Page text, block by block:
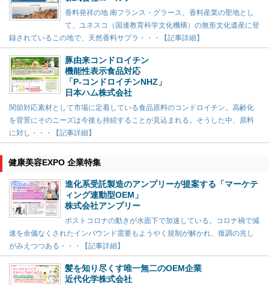
香料発祥の地 南フランス・グラース。香料産業の聖地とし
て、ユネスコ（国連教育科学文化機構）の無形文化遺産に登
録されているこの地で、天然香料サプラ・・・【記事詳細】
豚由来コンドロイチン
機能性表示食品対応
「P-コンドロイチンNHZ」
日本ハム株式会社
関節対応素材として市場に定着している食品原料のコンドロイチン。高齢化
を背景にそのニーズは今後も持続することが見込まれる。そうした中、原料
に対し・・・【記事詳細】
健康美容EXPO 企業特集
進化系受託製造のアンプリーが提案する「マーケテ
ィング連動型OEM」
株式会社アンプリー
ポストコロナの動きが水面下で加速している。コロナ禍で減
速を余儀なくされたインバウンド需要もようやく規制が解かれ、復調の兆し
がみえつつある・・・【記事詳細】
髪を知り尽くす唯一無二のOEM企業
近代化学株式会社